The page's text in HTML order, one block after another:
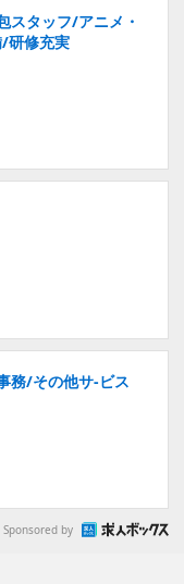
スタッフ/アニメ・
研修充実
務/その他サ-ビス
Sponsored by